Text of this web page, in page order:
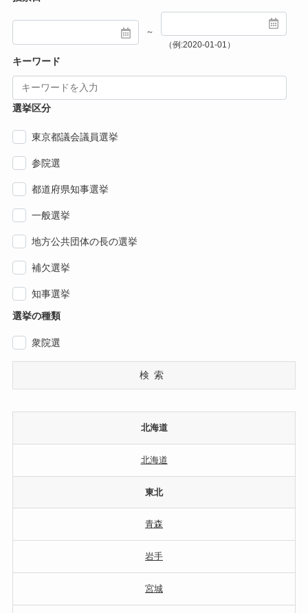
～
（例:2020-01-01）
キーワード
選挙区分
東京都議会議員選挙
参院選
都道府県知事選挙
一般選挙
地方公共団体の長の選挙
補欠選挙
知事選挙
選挙の種類
衆院選
検索
北海道
北海道
東北
青森
岩手
宮城